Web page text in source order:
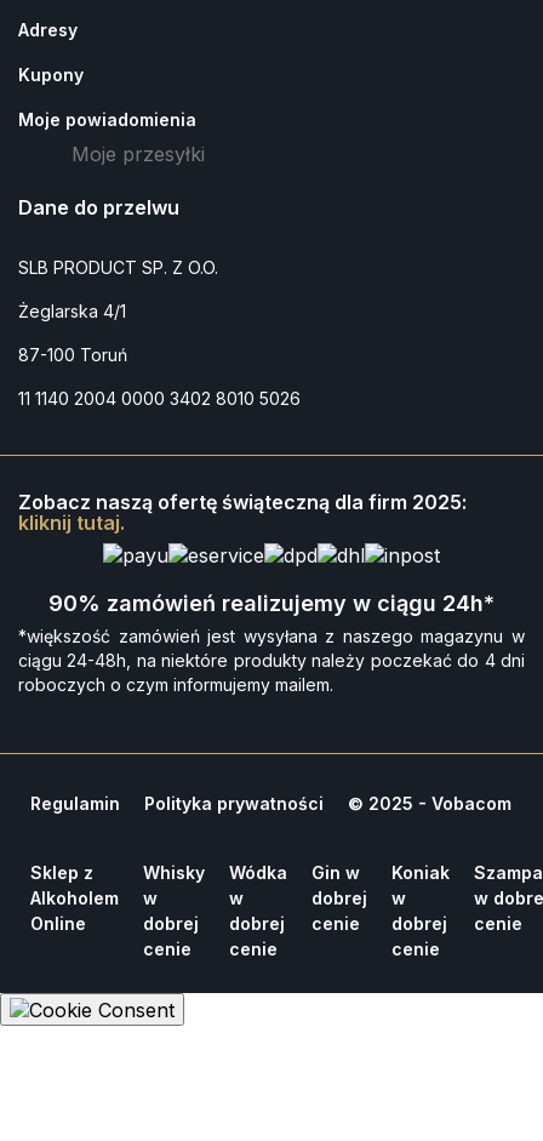
Adresy
Kupony
Moje powiadomienia
Moje przesyłki
Dane do przelwu
SLB PRODUCT SP. Z O.O.
Żeglarska 4/1
87-100 Toruń
11 1140 2004 0000 3402 8010 5026
Zobacz naszą ofertę świąteczną dla firm 2025:
kliknij tutaj.
90% zamówień realizujemy w ciągu 24h*
*większość zamówień jest wysyłana z naszego magazynu w
ciągu 24-48h, na niektóre produkty należy poczekać do 4 dni
roboczych o czym informujemy mailem.
Regulamin Polityka prywatności © 2025 - Vobacom
Sklep z
Alkoholem
Online
Whisky
w
dobrej
cenie
Wódka
w
dobrej
cenie
Gin w
dobrej
cenie
Koniak
w
dobrej
cenie
w
cenie